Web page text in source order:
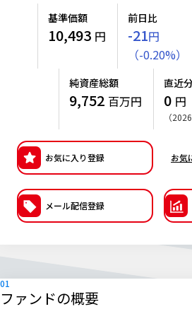
こだわりのインデックスファンド 購入
リーズ
確定拠出年金について
確定拠出年金制度について
確定拠出年金での商品の選び方につ
確定拠出年金 基準価額一覧
よくあるご質問
サステナビリティ推進体制
ニッセイアセットの重要課題
サステナビリティへの取り組み
サステナビリティレポート
サステナブル投資
日本版スチュワードシップ・コードへの
ESGへの取り組み
サステナビリティレポート等
採用情報
公式キャラクターのご紹介
資産形成はじめるなら
基準価額
10,493 円
前日比
-21円
（-0.20%）
純資産総額
9,752 百万円
直近
0 円
（
お気に入り登録 お気
メール配信登録
ファンドの概要